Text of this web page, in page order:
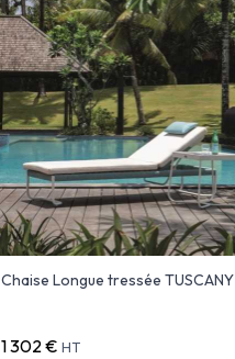
Chaise Longue tressée TUSCANY
1 302 € HT